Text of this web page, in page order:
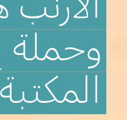
وحملة
المكتبة